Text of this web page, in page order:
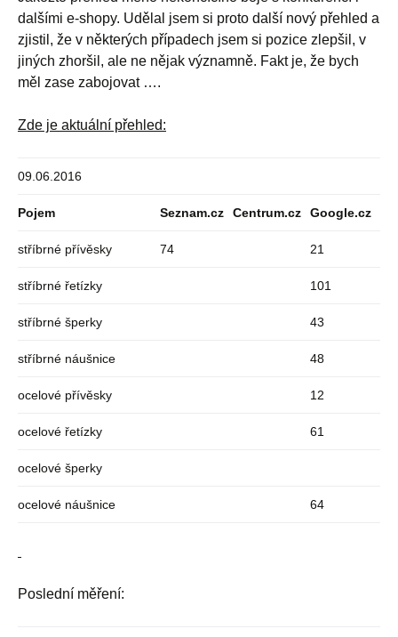
dalšími e-shopy. Udělal jsem si proto další nový přehled a
zjistil, že v některých případech jsem si pozice zlepšil, v
jiných zhoršil, ale ne nějak významně. Fakt je, že bych
měl zase zabojovat ….
Zde je aktuální přehled:
09.06.2016
Pojem Seznam.cz Centrum.cz Google.cz
stříbrné přívěsky 74 21
stříbrné řetízky 101
stříbrné šperky 43
stříbrné náušnice 48
ocelové přívěsky 12
ocelové řetízky 61
ocelové šperky
ocelové náušnice 64
Poslední měření: